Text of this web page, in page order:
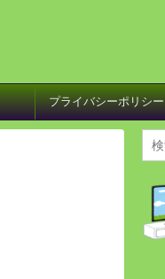
プライバシーポリシー